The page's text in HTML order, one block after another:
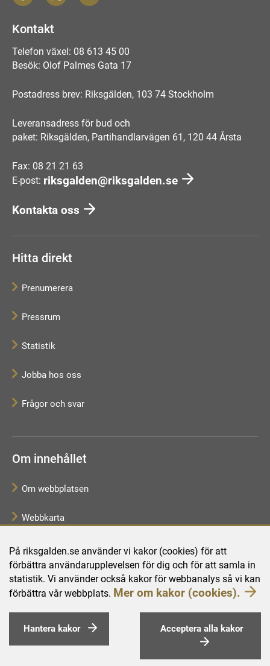
På riksgalden.se använder vi kakor (cookies) för att
förbättra användarupplevelsen för dig och för att samla in
statistik. Vi använder också kakor för webbanalys så vi kan
förbättra vår webbplats. Mer om kakor (cookies).
Hantera kakor Acceptera alla kakor
Kontakt
Telefon växel: 08 613 45 00
Besök: Olof Palmes Gata 17
Postadress brev: Riksgälden, 103 74 Stockholm
Leveransadress för bud och
paket: Riksgälden, Partihandlarvägen 61, 120 44 Årsta
Fax: 08 21 21 63
E-post: riksgalden@riksgalden.se
Kontakta oss
Hitta direkt
Prenumerera
Pressrum
Statistik
Jobba hos oss
Frågor och svar
Om innehållet
Om webbplatsen
Webbkarta
Tillgänglighetsredogörelse
Behandling av personuppgifter